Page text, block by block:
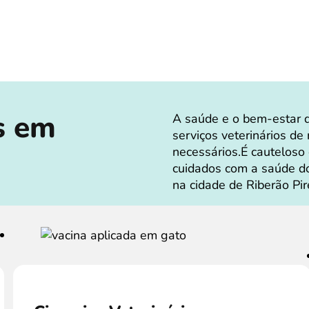
em
A saúde e o bem-estar
serviços veterinários de
necessários.É
cuidados com a saúde
na cidade de Riberão